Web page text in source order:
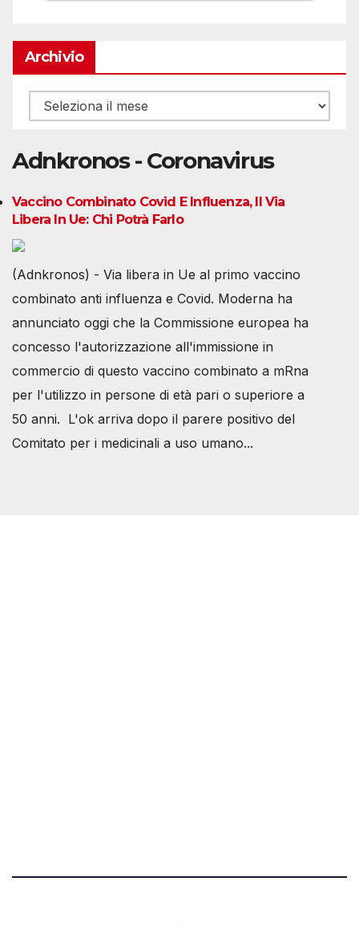
Archivio
Archivio
Adnkronos - Coronavirus
Vaccino Combinato Covid E Influenza, Il Via
Libera In Ue: Chi Potrà Farlo
(Adnkronos) - Via libera in Ue al primo vaccino
combinato anti influenza e Covid. Moderna ha
annunciato oggi che la Commissione europea ha
concesso l'autorizzazione all'immissione in
commercio di questo vaccino combinato a mRna
per l'utilizzo in persone di età pari o superiore a
50 anni. L'ok arriva dopo il parere positivo del
Comitato per i medicinali a uso umano...